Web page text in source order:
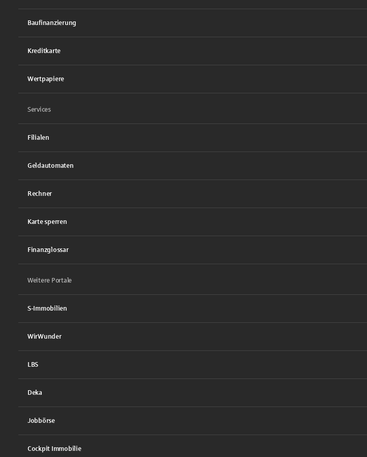
Baufinanzierung
Kreditkarte
Wertpapiere
Services
Filialen
Geldautomaten
Rechner
Karte sperren
Finanzglossar
Weitere Portale
S-Immobilien
WirWunder
LBS
Deka
Jobbörse
Cockpit Immobilie